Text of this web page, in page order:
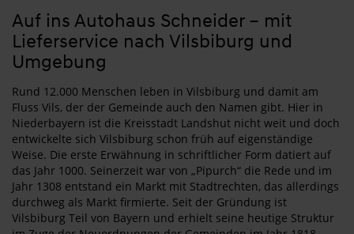
Auf ins Autohaus Schneider – mit
Lieferservice nach Vilsbiburg und
Umgebung
Rund 12.000 Menschen leben in Vilsbiburg und damit am
Fluss Vils, der der Gemeinde auch den Namen gibt. Hier in
Niederbayern ist die Kreisstadt Landshut nicht weit und doch
entwickelte sich Vilsbiburg schon früh auf eigenständige
Weise. Die erste Erwähnung in schriftlicher Form datiert auf
das Jahr 1000. Seinerzeit war von „Pipurch“ die Rede und im
Jahr 1308 entstand ein Markt mit Stadtrechten, das allerdings
durchweg als Markt firmierte. Seit der Gründung ist
Vilsbiburg Teil von Bayern und erhielt seine heutige Struktur